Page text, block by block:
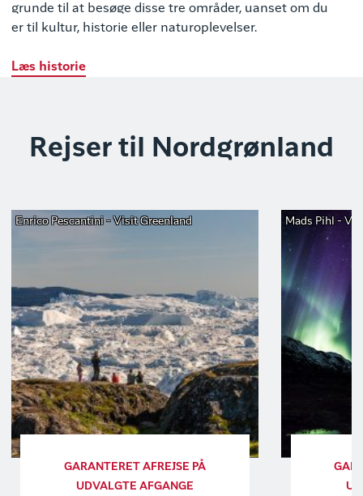
grunde til at besøge disse tre områder, uanset om du
er til kultur, historie eller naturoplevelser.
Læs historie
Rejser til Nordgrønland
Enrico Pescantini - Visit Greenland
GARANTERET AFREJSE PÅ
UDVALGTE AFGANGE
Mads Pihl -